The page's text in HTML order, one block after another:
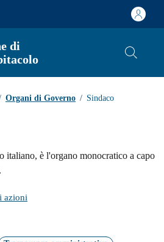
di
Organi di Governo / Sindaco
italiano, è l'organo monocratico a capo
azioni